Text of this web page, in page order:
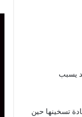
يسبب
تسخينها حين